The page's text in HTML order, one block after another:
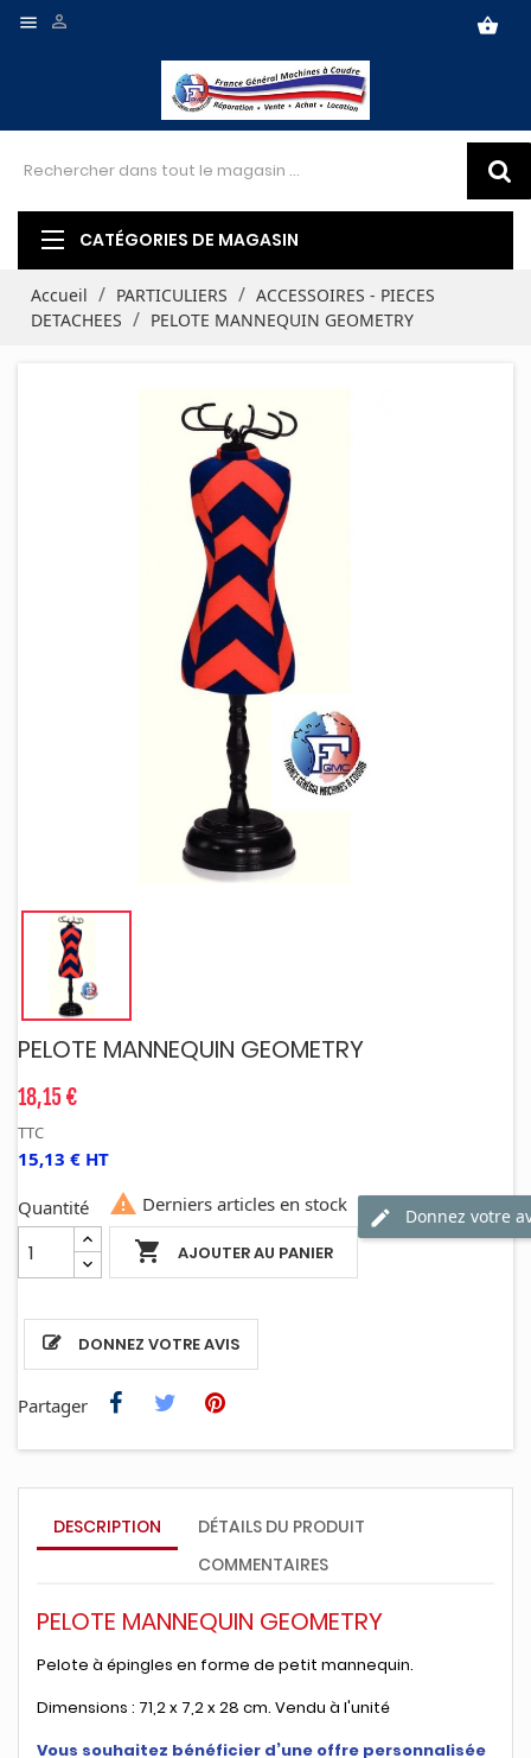
 shopping_basket

CATÉGORIES DE MAGASIN
Accueil PARTICULIERS
ACCESSOIRES - PIECES
DETACHEES
PELOTE MANNEQUIN GEOMETRY
PELOTE MANNEQUIN GEOMETRY
18,15 €
TTC
15,13 € HT
Quantité
 AJOUTER AU PANIER
 Derniers articles en stock
DONNEZ VOTRE AVIS
Donnez votre
Partager
DESCRIPTION
DÉTAILS DU PRODUIT
COMMENTAIRES
PELOTE MANNEQUIN GEOMETRY
Pelote à épingles en forme de petit mannequin.
Dimensions : 71,2 x 7,2 x 28 cm. Vendu à l'unité
Vous souhaitez bénéficier d’une offre personnalisée